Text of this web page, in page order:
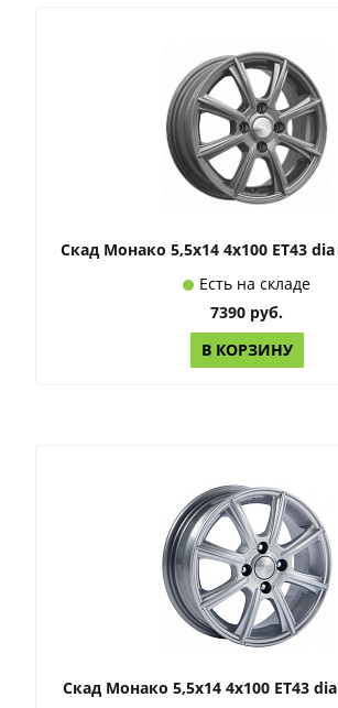
Скад Монако 5,5x14 4x100 ET43
Есть на складе
7390 руб.
В КОРЗИНУ
Скад Монако 5,5x14 4x100 ET43